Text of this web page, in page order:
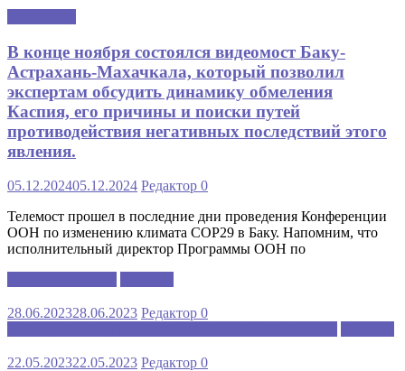
В конце ноября состоялся видеомост Баку-
Астрахань-Махачкала, который позволил
экспертам обсудить динамику обмеления
Каспия, его причины и поиски путей
противодействия негативных последствий этого
явления.
05.12.202405.12.2024 Редактор 0
Телемост прошел в последние дни проведения Конференции
ООН по изменению климата COP29 в Баку. Напомним, что
исполнительный директор Программы ООН по
28.06.202328.06.2023 Редактор 0
22.05.202322.05.2023 Редактор 0